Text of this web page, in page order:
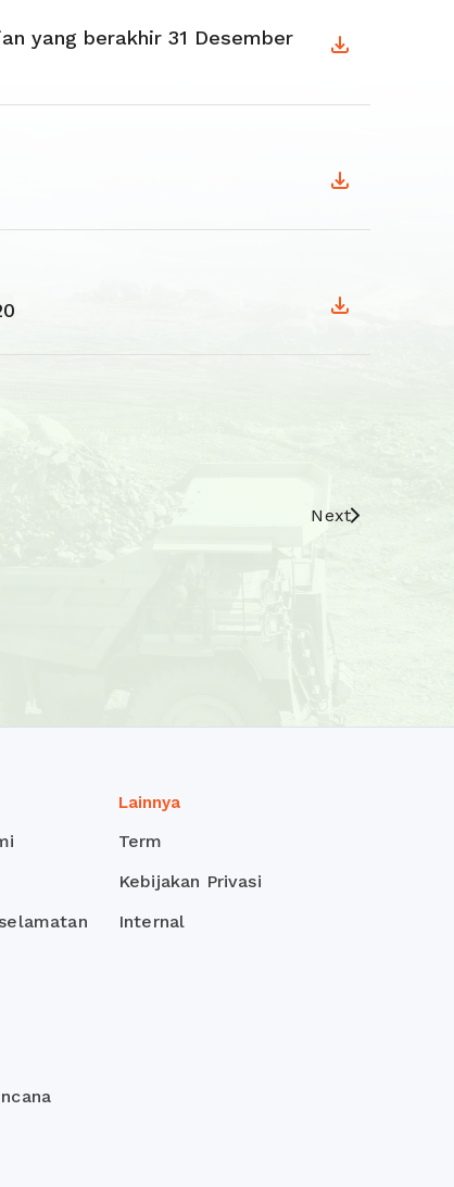
yang berakhir 31 Desember
Next
Lainnya
Term
Kebijakan Privasi
Internal